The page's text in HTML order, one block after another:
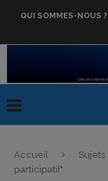
QUI SOMMES-NOUS ?
Accueil Sujets
participatif"